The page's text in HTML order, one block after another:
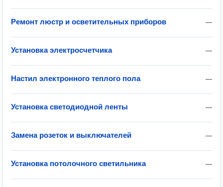
—
Ремонт люстр и осветительных приборов
—
Установка электросчетчика
—
Настил электронного теплого пола
—
Установка светодиодной ленты
—
Замена розеток и выключателей
—
Установка потолочного светильника